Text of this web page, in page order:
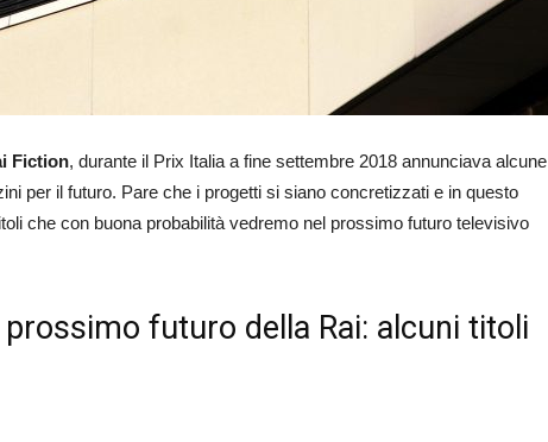
Fiction, durante il Prix Italia a fine settembre 2018 annunciava alcune
per il futuro. Pare che i progetti si siano concretizzati e in questo
che con buona probabilità vedremo nel prossimo futuro televisivo
futuro della Rai: alcuni titoli